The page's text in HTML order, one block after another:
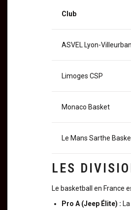
Club
ASVEL Lyon-
Limoges CSP
Monaco Basket
Le Mans Sarthe
LES
Le basketball en France
Pro A (Jeep Élite) :